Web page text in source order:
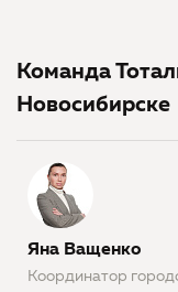
Команда
Новосибирске
Яна Ващенко
Координатор